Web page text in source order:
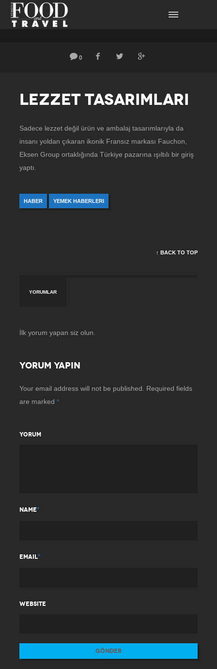
0
LEZZET TASARIMLARI
Sadece lezzet değil ürün ve ambalaj tasarımlarıyla da
insanı yoldan çıkaran ikonik Fransız markası Fauchon,
Eksen Group ortaklığında Türkiye pazarına ışıltılı bir giriş
yaptı.
HABER YEMEK HABERLERI
↑ BACK TO TOP
YORUMLAR
İlk yorum yapan siz olun.
YORUM YAPIN
Your email address will not be published.
Required fields
are marked *
YORUM
NAME*
EMAIL*
WEBSITE